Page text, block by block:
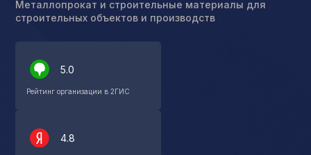
Металлопрокат и строительные материалы для
строительных объектов и производств
5.0
Рейтинг организации в 2ГИС
4.8